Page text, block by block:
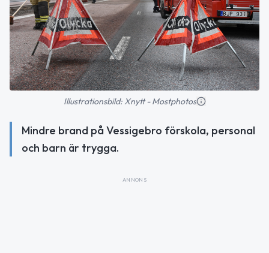
Illustrationsbild: Xnytt - Mostphotos
Mindre brand på Vessigebro förskola, personal
och barn är trygga.
ANNONS